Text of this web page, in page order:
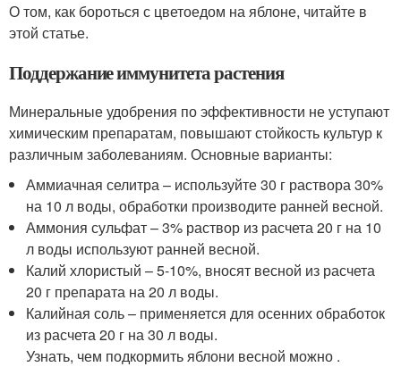
О том, как бороться с цветоедом на яблоне, читайте в
этой статье.
Поддержание иммунитета растения
Минеральные удобрения по эффективности не уступают
химическим препаратам, повышают стойкость культур к
различным заболеваниям. Основные варианты:
Аммиачная селитра – используйте 30 г раствора 30%
на 10 л воды, обработки производите ранней весной.
Аммония сульфат – 3% раствор из расчета 20 г на 10
л воды используют ранней весной.
Калий хлористый – 5-10%, вносят весной из расчета
20 г препарата на 20 л воды.
Калийная соль – применяется для осенних обработок
из расчета 20 г на 30 л воды.
Узнать, чем подкормить яблони весной можно .